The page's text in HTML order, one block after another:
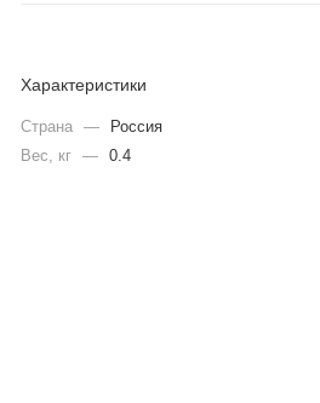
Характеристики
Страна —
Россия
Вес, кг
— 0.4